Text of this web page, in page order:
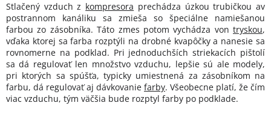
Stlačený vzduch z kompresora prechádza úzkou trubičkou av
postrannom kanáliku sa zmieša so špeciálne namiešanou
farbou zo zásobníka. Táto zmes potom vychádza von tryskou,
vďaka ktorej sa farba rozptýli na drobné kvapôčky a nanesie sa
rovnomerne na podklad. Pri jednoduchších striekacích pištolí
sa dá regulovať len množstvo vzduchu, lepšie sú ale modely,
pri ktorých sa spúšťa, typicky umiestnená za zásobníkom na
farbu, dá regulovať aj dávkovanie farby. Všeobecne platí, že čím
viac vzduchu, tým väčšia bude rozptyl farby po podklade.